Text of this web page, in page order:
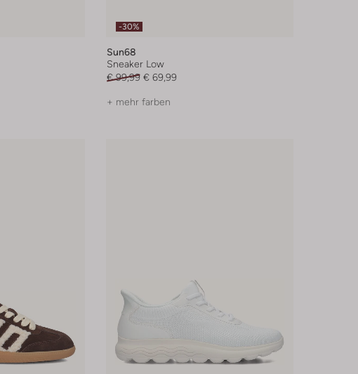
-30%
Sun68
Sneaker Low
€ 99,99 € 69,99
+ mehr farben